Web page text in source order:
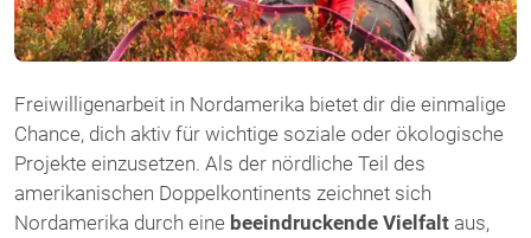
Freiwilligenarbeit in Nordamerika bietet dir die einmalige
Chance, dich aktiv für wichtige soziale oder ökologische
Projekte einzusetzen. Als der nördliche Teil des
amerikanischen Doppelkontinents zeichnet sich
Nordamerika durch eine beeindruckende Vielfalt aus,